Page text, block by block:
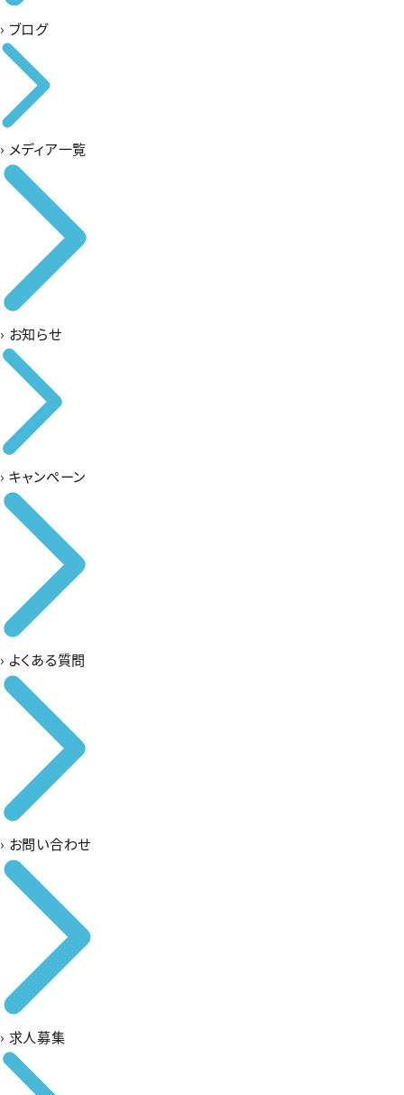
› ブログ
› メディア一覧
› お知らせ
› キャンペーン
› よくある質問
› お問い合わせ
› 求人募集